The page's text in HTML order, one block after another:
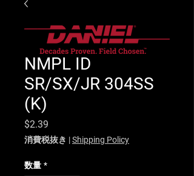
NMPL ID
SR/SX/JR 304SS
(K)
$2.39
消費税抜き |Shipping Policy
数量 *